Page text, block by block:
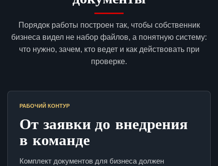
Порядок работы построен так, чтобы собственник
бизнеса видел не набор файлов, а понятную систему:
что нужно, зачем, кто ведет и как действовать при
проверке.
РАБОЧИЙ КОНТУР
От заявки до внедрения
в команде
Комплект документов для бизнеса должен